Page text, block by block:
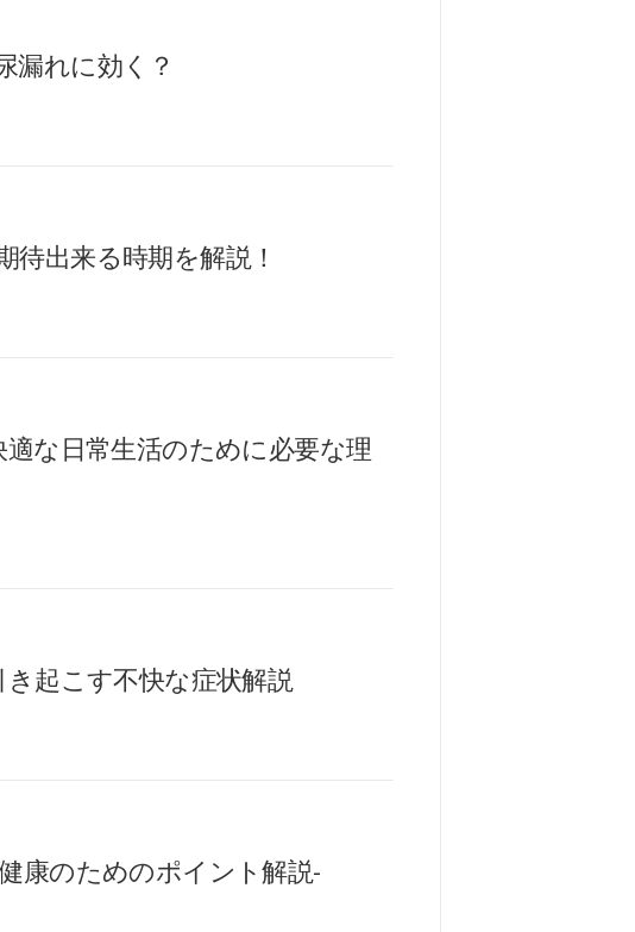
漏れに効く？
出来る時期を解説！
な日常生活のために必要な理
起こす不快な症状解説
康のためのポイント解説-